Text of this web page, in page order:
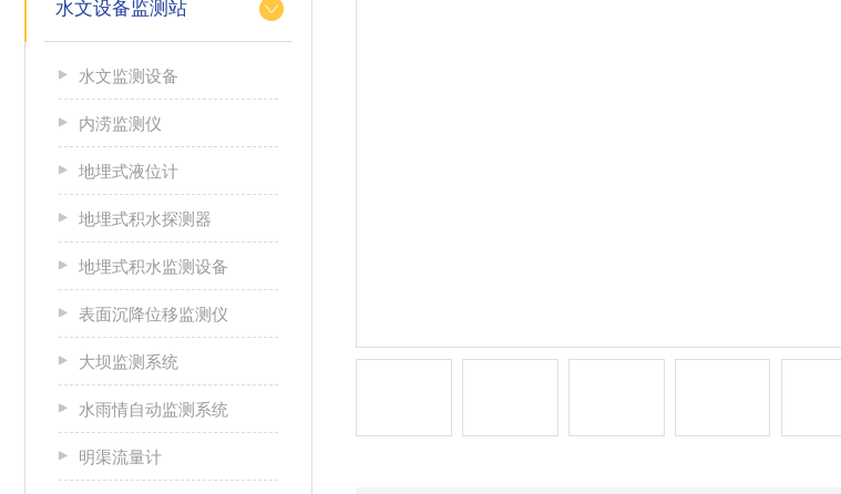
水文设备监测站
水文监测设备
内涝监测仪
地埋式液位计
地埋式积水探测器
地埋式积水监测设备
表面沉降位移监测仪
大坝监测系统
水雨情自动监测系统
明渠流量计